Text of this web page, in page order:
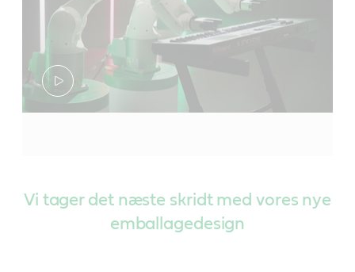
Vi tager det næste skridt med vores nye
emballagedesign